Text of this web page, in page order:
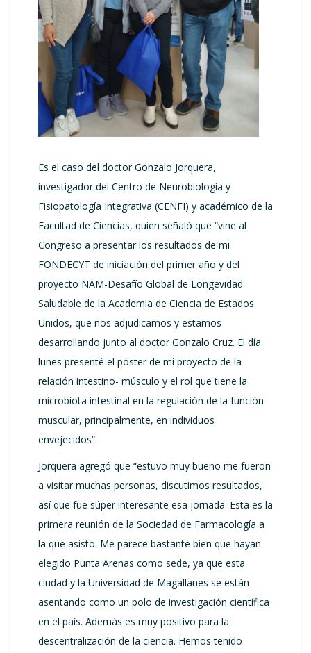
Es el caso del doctor Gonzalo Jorquera,
investigador del Centro de Neurobiología y
Fisiopatología Integrativa (CENFI) y académico de la
Facultad de Ciencias, quien señaló que “vine al
Congreso a presentar los resultados de mi
FONDECYT de iniciación del primer año y del
proyecto NAM-Desafío Global de Longevidad
Saludable de la Academia de Ciencia de Estados
Unidos, que nos adjudicamos y estamos
desarrollando junto al doctor Gonzalo Cruz. El día
lunes presenté el póster de mi proyecto de la
relación intestino- músculo y el rol que tiene la
microbiota intestinal en la regulación de la función
muscular, principalmente, en individuos
envejecidos”.
Jorquera agregó que “estuvo muy bueno me fueron
a visitar muchas personas, discutimos resultados,
así que fue súper interesante esa jornada. Esta es la
primera reunión de la Sociedad de Farmacología a
la que asisto. Me parece bastante bien que hayan
elegido Punta Arenas como sede, ya que esta
ciudad y la Universidad de Magallanes se están
asentando como un polo de investigación científica
en el país. Además es muy positivo para la
descentralización de la ciencia. Hemos tenido